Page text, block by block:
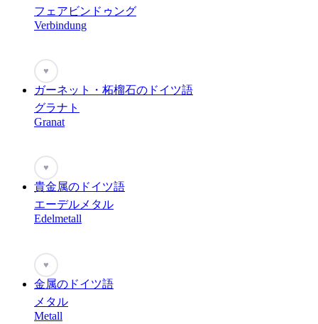
フェアビンドゥング
Verbindung
♥
ガーネット・柘榴石のドイツ語
グラナト
Granat
♥
貴金属のドイツ語
エーデルメタル
Edelmetall
♥
金属のドイツ語
メタル
Metall